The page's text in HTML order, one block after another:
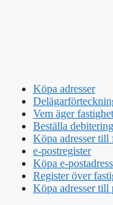
Köpa adresser
Vem äger
Beställa
Köpa adresser till
e-postregister
Köpa e-
Register över
Köpa adresser till